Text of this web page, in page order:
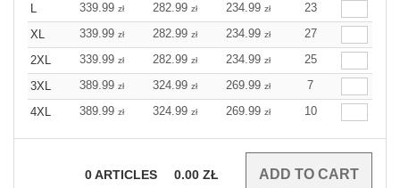
L
339.99 zł 282.99 zł 234.99 zł
23
XL
339.99 zł 282.99 zł 234.99 zł
27
2XL
339.99 zł 282.99 zł 234.99 zł
25
3XL
389.99 zł 324.99 zł 269.99 zł
7
4XL
389.99 zł 324.99 zł 269.99 zł 10
0ARTICLES 0.00 ZŁ